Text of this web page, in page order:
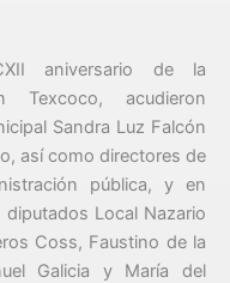
aniversario de la
Texcoco, acudieron
Sandra Luz Falcón
así como directores de
pública, y en
Local Nazario
Coss, Faustino de la
Galicia y María del